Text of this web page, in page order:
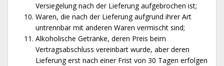
Versiegelung nach der Lieferung aufgebrochen ist;
Waren, die nach der Lieferung aufgrund ihrer Art
untrennbar mit anderen Waren vermischt sind;
Alkoholische Getränke, deren Preis beim
Vertragsabschluss vereinbart wurde, aber deren
Lieferung erst nach einer Frist von 30 Tagen erfolgen